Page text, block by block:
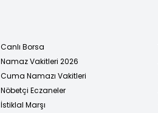
Canlı Borsa
Namaz Vakitleri 2026
Cuma Namazı Vakitleri
Nöbetçi Eczaneler
İstiklal Marşı